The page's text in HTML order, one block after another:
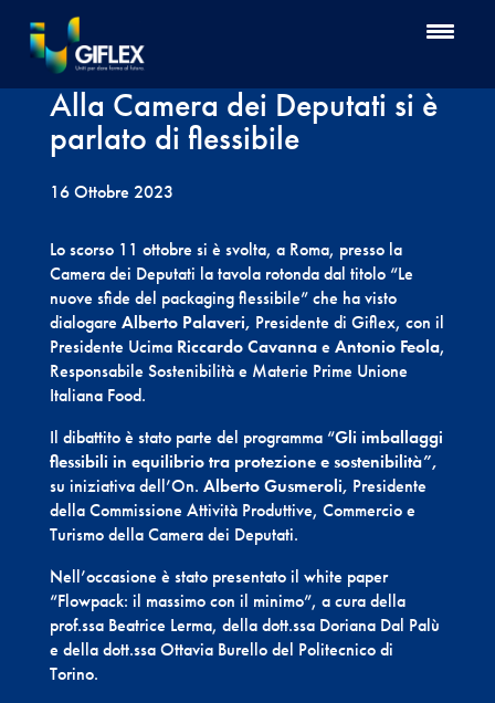
Alla Camera dei Deputati si è
parlato di flessibile
16 Ottobre 2023
Lo scorso 11 ottobre si è svolta, a Roma, presso la
Camera dei Deputati la tavola rotonda dal titolo “Le
nuove sfide del packaging flessibile” che ha visto
dialogare Alberto Palaveri, Presidente di Giflex, con il
Presidente Ucima Riccardo Cavannae Antonio Feola,
Responsabile Sostenibilità e Materie Prime Unione
Italiana Food.
Il dibattito è stato parte del programma “Gli imballaggi
flessibili in equilibrio tra protezione e sostenibilità”,
su iniziativa dell’On. Alberto Gusmeroli, Presidente
della Commissione Attività Produttive, Commercio e
Turismo della Camera dei Deputati.
Nell’occasione è stato presentato il white paper
“Flowpack: il massimo con il minimo”, a cura della
prof.ssa Beatrice Lerma, della dott.ssa Doriana Dal Palù
e della dott.ssa Ottavia Burello del Politecnico di
Torino.